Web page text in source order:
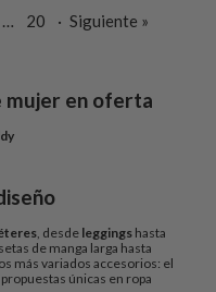
… 20 · Siguiente »
mujer en oferta
, desde leggingshasta
de manga larga hasta
más variados accesorios: el
únicas en ropa